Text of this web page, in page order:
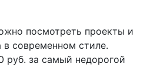
посмотреть проекты и
современном стиле.
руб. за самый недорогой